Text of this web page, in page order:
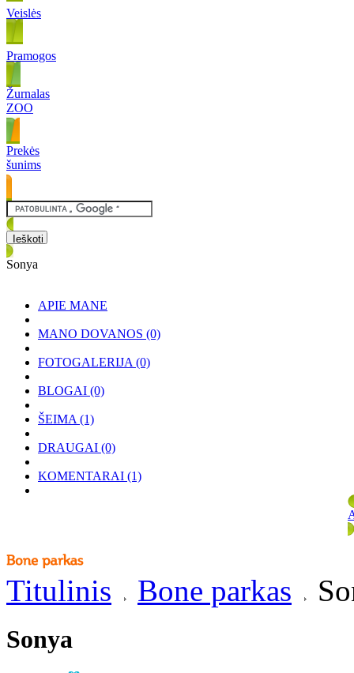
Veislės
Pramogos
Žurnalas
ZOO
Prekės
šunims
Sonya
APIE MANE
MANO DOVANOS (0)
FOTOGALERIJA (0)
BLOGAI (0)
ŠEIMA (1)
DRAUGAI (0)
KOMENTARAI (1)
Titulinis Bone parkas
Sonya